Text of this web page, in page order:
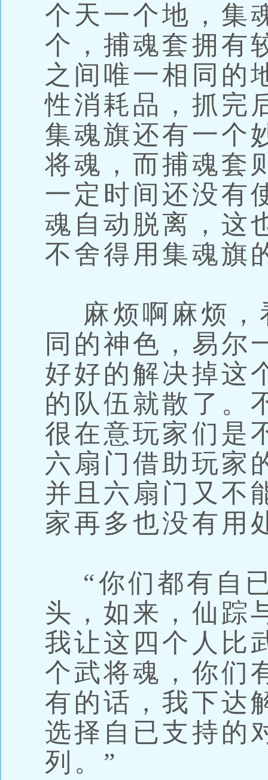
个天一个地，集
个，捕魂套拥有
之间唯一相同的
性消耗品，抓完
集魂旗还有一个
将魂，而捕魂套
一定时间还没有
魂自动脱离，这
不舍得用集魂旗
麻烦啊麻烦，
同的神色，易尔
好好的解决掉这
的队伍就散了。
很在意玩家们是
六扇门借助玩家
并且六扇门又不
家再多也没有用
“你们都有自
头，如来，仙踪
我让这四个人比
个武将魂，你们
有的话，我下达
选择自已支持的
列。”